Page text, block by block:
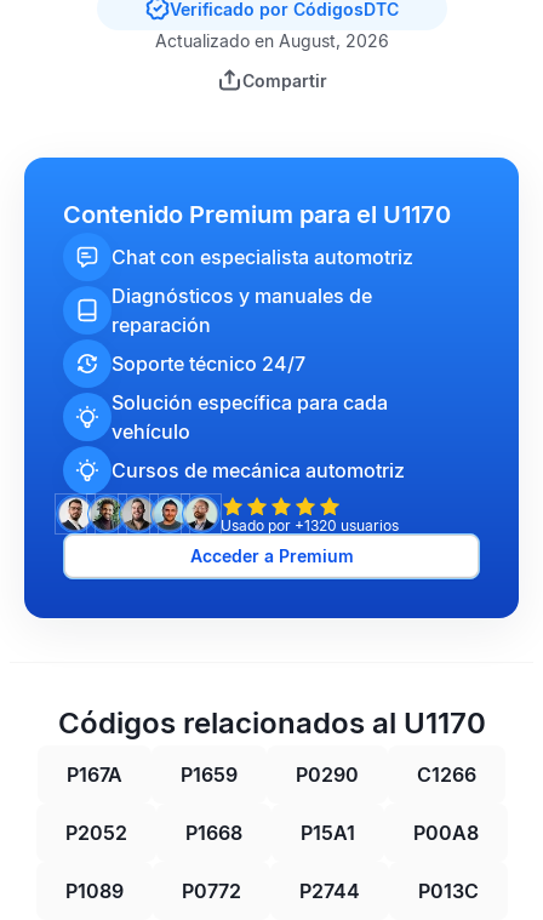
Verificado por CódigosDTC
Actualizado en August, 2026
Compartir
Contenido Premium para el U1170
Chat con especialista automotriz
Diagnósticos y manuales de
reparación
Soporte técnico 24/7
Solución específica para cada
vehículo
Cursos de mecánica automotriz
Usado por +1320 usuarios
Acceder a Premium
Códigos relacionados al U1170
P167A P1659 P0290 C1266
P2052 P1668 P15A1 P00A8
P1089 P0772 P2744 P013C